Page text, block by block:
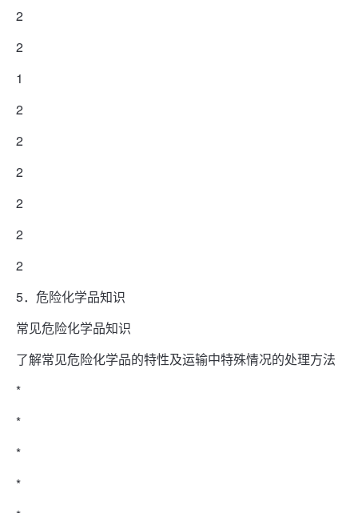
2
2
1
2
2
2
2
2
2
5．危险化学品知识
常见危险化学品知识
了解常见危险化学品的特性及运输中特殊情况的处理方法
*
*
*
*